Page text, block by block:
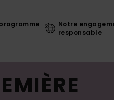
Notre
responsable